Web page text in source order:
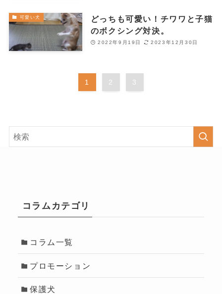
可愛い犬
どっちも可愛い！チワワと子猫
のボクシング対決。
2022年9月19日 2023年12月30日
1 2 3
コラムカテゴリ
コラム一覧
プロモーション
保護犬